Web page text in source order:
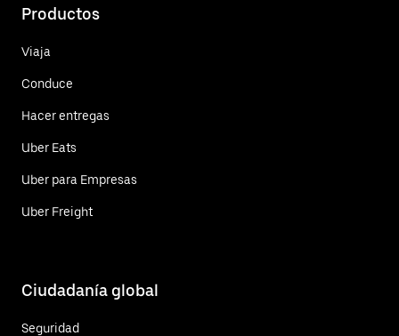
Productos
Viaja
Conduce
Hacer entregas
Uber Eats
Uber para Empresas
Uber Freight
Ciudadanía global
Seguridad